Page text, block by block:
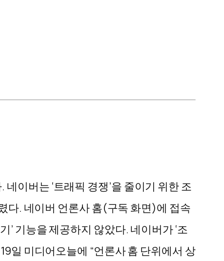
이버는 ‘트래픽 경쟁’을 줄이기 위한 조
다. 네이버 언론사 홈(구독 화면)에 접속
기능을 제공하지 않았다. 네이버가 ‘조
일 미디어오늘에 “언론사 홈 단위에서 상